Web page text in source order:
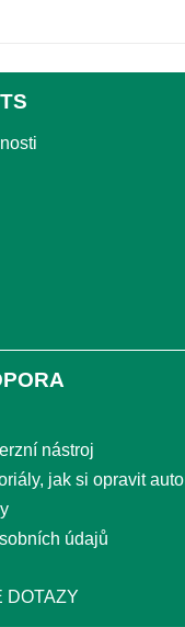
nástroj
jak si opravit auto
údajů
DOTAZY